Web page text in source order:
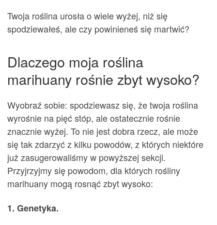
Twoja roślina urosła o wiele wyżej, niż się
spodziewałeś, ale czy powinieneś się martwić?
Dlaczego moja roślina
marihuany rośnie zbyt wysoko?
Wyobraź sobie: spodziewasz się, że twoja roślina
wyrośnie na pięć stóp, ale ostatecznie rośnie
znacznie wyżej. To nie jest dobra rzecz, ale może
się tak zdarzyć z kilku powodów, z których niektóre
już zasugerowaliśmy w powyższej sekcji.
Przyjrzyjmy się powodom, dla których rośliny
marihuany mogą rosnąć zbyt wysoko:
1. Genetyka.